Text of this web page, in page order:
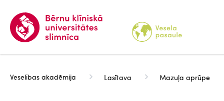
galveno
saturu
Veselības akadēmija Lasītava Mazuļa aprūpe